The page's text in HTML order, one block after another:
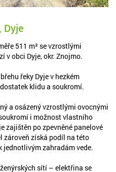
Dyje
511 m² se vzrostlými
v obci Dyje, okr. Znojmo.
řeky Dyje v hezkém
klidu a soukromí.
a osázený vzrostlými ovocnými
i možnost vlastního
zajištěn po zpevněné panelové
zároveň získá podíl na této
jednotlivým zahradám vede.
sítí – elektřina se